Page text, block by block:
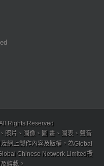
Rights Reserved
照片、圖像、圖 畫、圖表、聲音
網上製作內容及版權，為Global
Chinese Network Limited授
轉載。